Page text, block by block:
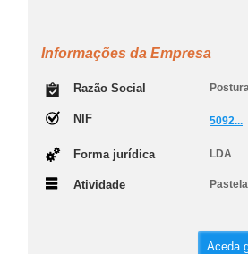
Informações da Empresa
Razão Social
NIF 5092...
Forma jurídica LDA
Atividade
Aceda